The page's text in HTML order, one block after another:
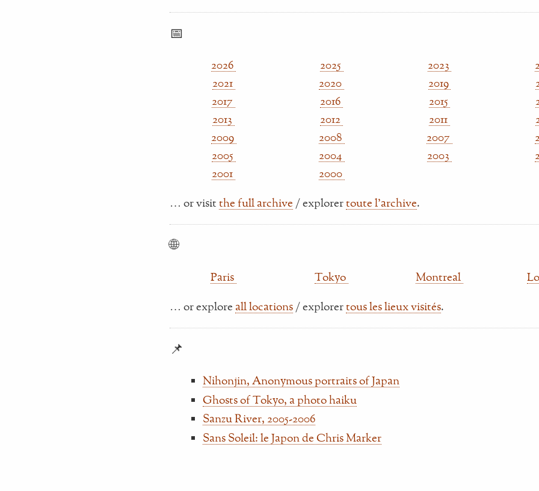
📅
2026 2025 2023
2021
2020 2019
2017
2016 2015
2013
2012 2011
2009
2008 2007
2005
2004 2003
2001
2000
… or visit the full archive / explorertoute l'archive.
🌐
Paris Tokyo Montreal
… or explore all locations / explorertous les lieux visités.
📌
Nihonjin, Anonymous portraits of Japan
Ghosts of Tokyo, a photo haiku
Sanzu River, 2005-2006
Sans Soleil: le Japon de Chris Marker